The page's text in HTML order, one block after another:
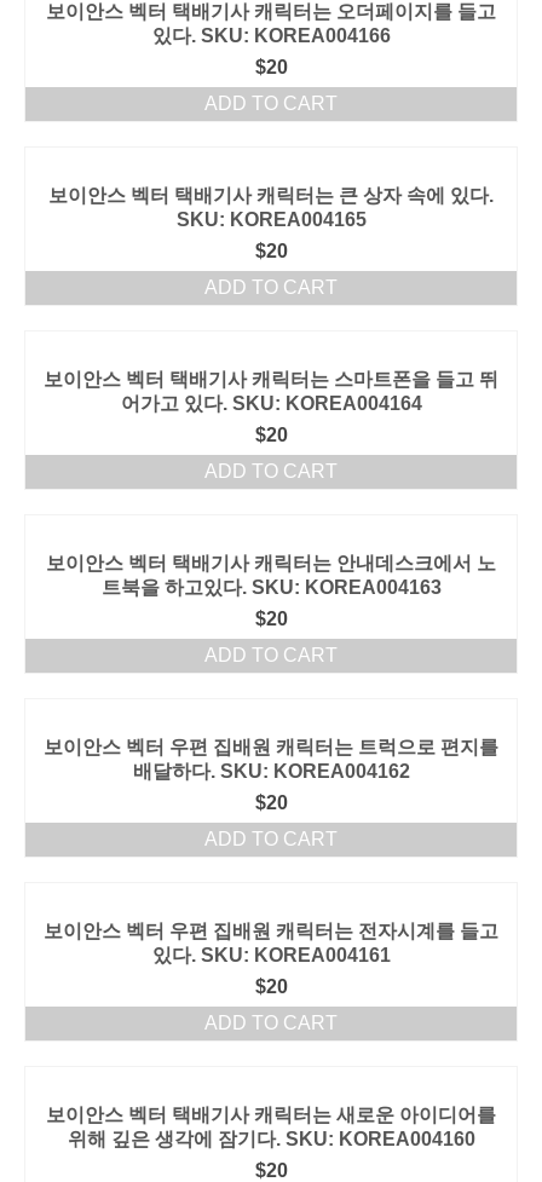
보이안스 벡터 택배기사 캐릭터는 오더페이지를 들고
있다. SKU: KOREA004166
$20
ADD TO CART
보이안스 벡터 택배기사 캐릭터는 큰 상자 속에 있다.
SKU: KOREA004165
$20
ADD TO CART
보이안스 벡터 택배기사 캐릭터는 스마트폰을 들고 뛰
어가고 있다. SKU: KOREA004164
$20
ADD TO CART
보이안스 벡터 택배기사 캐릭터는 안내데스크에서 노
트북을 하고있다. SKU: KOREA004163
$20
ADD TO CART
보이안스 벡터 우편 집배원 캐릭터는 트럭으로 편지를
배달하다. SKU: KOREA004162
$20
ADD TO CART
보이안스 벡터 우편 집배원 캐릭터는 전자시계를 들고
있다. SKU: KOREA004161
$20
ADD TO CART
보이안스 벡터 택배기사 캐릭터는 새로운 아이디어를
위해 깊은 생각에 잠기다. SKU: KOREA004160
$20